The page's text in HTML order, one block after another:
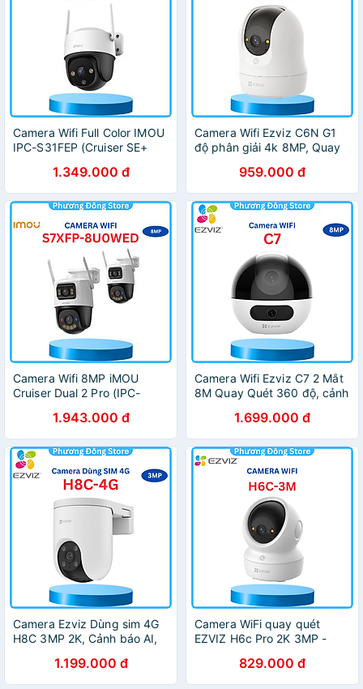
Camera Wifi Full Color IMOU
IPC-S31FEP (Cruiser SE+
đàm thoại 2 chiều - Hàng
chính hãng
1.349.000 đ
Camera Wifi Ezviz C6N G1
độ phân giải 4k 8MP, Quay
chuyển động - Hàng chính
hãng
959.000 đ
Camera Wifi 8MP iMOU
Cruiser Dual 2 Pro (IPC-
chính hãng1.943.000 đ
Camera Wifi Ezviz C7 2 Mắt
8M Quay Quét 360 độ, cảnh
chống bụi, ban đêm có màu
- hàng chính hãng
1.699.000 đ
Camera Ezviz Dùng sim 4G
H8C 3MP 2K, Cảnh báo AI,
ban đêm - Hàng chính hãng
1.199.000 đ
Camera WiFi quay quét
EZVIZ H6c Pro 2K 3MP -
829.000 đ